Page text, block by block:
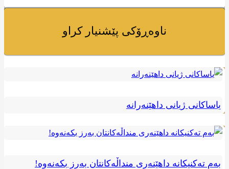
ناوەڕۆکی پێشنیار کراو
یاساکانی ژیانی داهێنەرانه
بەم تەکنیکانە داهێنەری منداڵەکانتان بەرز بکەنەوە!